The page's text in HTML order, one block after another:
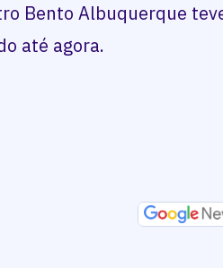
Bento Albuquerque
até agora.